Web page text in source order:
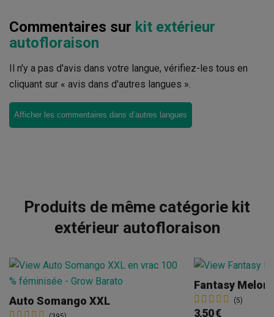
Commentaires sur kit extérieur
autofloraison
Il n'y a pas d'avis dans votre langue, vérifiez-les tous en
cliquant sur « avis dans d'autres langues ».
Afficher les commentaires dans d’autres langues
Produits de même catégorie kit
extérieur autofloraison
Auto Somango XXL
Fantasy Melon
(5)
3,50 €